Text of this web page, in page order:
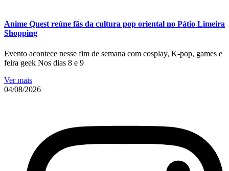
Anime Quest reúne fãs da cultura pop oriental no Pátio Limeira
Shopping
Evento acontece nesse fim de semana com cosplay, K-pop, games e
feira geek Nos dias 8 e 9
Ver mais
04/08/2026